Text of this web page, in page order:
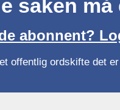
saken
abonnent?
offentlig ordskifte det